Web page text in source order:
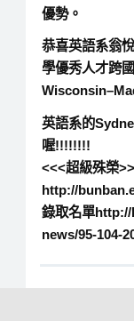
優勢。
恭喜英語系翁
學優秀人才跨
Wisconsin
英語系的
喔!!!!!!!!
<<<超級殊榮
http://
錄取名單
news/95-104-